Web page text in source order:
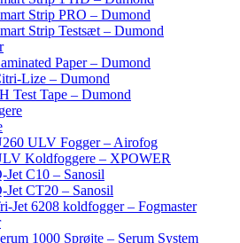
Strip PRO – Dumond
Strip Testsæt – Dumond
Paper – Dumond
Lize – Dumond
Test Tape – Dumond
ULV Fogger – Airofog
Koldfoggere – XPOWER
Jet C10 – Sanosil
Jet CT20 – Sanosil
Jet 6208 koldfogger – Fogmaster
1000 Sprøjte – Serum System